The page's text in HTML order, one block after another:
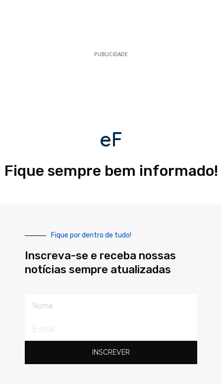
PUBLICIDADE
eF
Fique sempre bem informado!
Fique por dentro de tudo!
Inscreva-se e receba nossas
notícias sempre atualizadas
INSCREVER